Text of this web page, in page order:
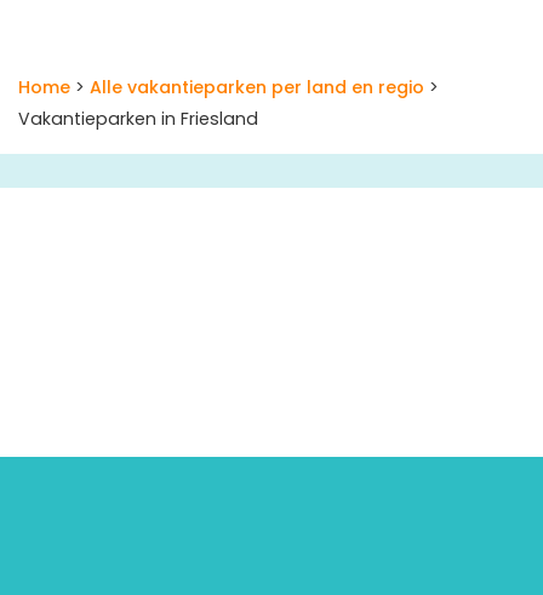
Home > Alle vakantieparken per land en regio >
Vakantieparken in Friesland